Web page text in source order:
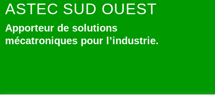
ASTEC SUD OUEST
Apporteur de solutions
mécatroniques pour l’industrie.